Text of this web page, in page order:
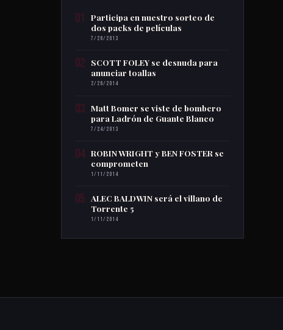
01
Participa en nuestro sorteo de
dos packs de películas
7/26/2013
02
SCOTT FOLEY se desnuda para
anunciar toallas
2/26/2014
03 Matt Bomer se viste de bombero
para Ladrón de Guante Blanco
7/24/2013
04 ROBIN WRIGHT y BEN FOSTER se
comprometen
1/11/2014
05
ALEC BALDWIN será el villano de
Torrente 5
1/11/2014